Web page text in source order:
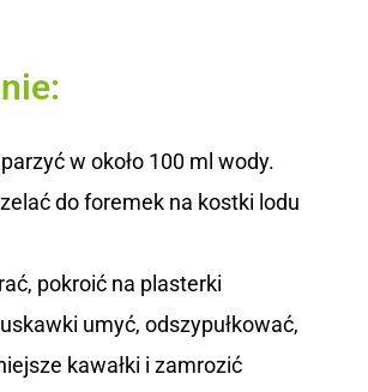
w około 100 ml wody.
do foremek na kostki lodu
pokroić na plasterki
umyć, odszypułkować,
kawałki i zamrozić